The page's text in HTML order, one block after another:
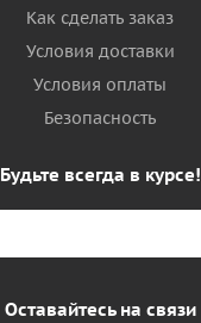
Как сделать заказ
Условия доставки
Условия оплаты
Безопасность
Будьте всегда в курсе!
Оставайтесь на связи